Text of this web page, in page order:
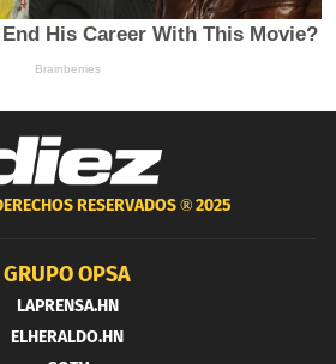
RESERVADOS ®2025
GRUPO OPSA
LAPRENSA.HN
ELHERALDO.HN